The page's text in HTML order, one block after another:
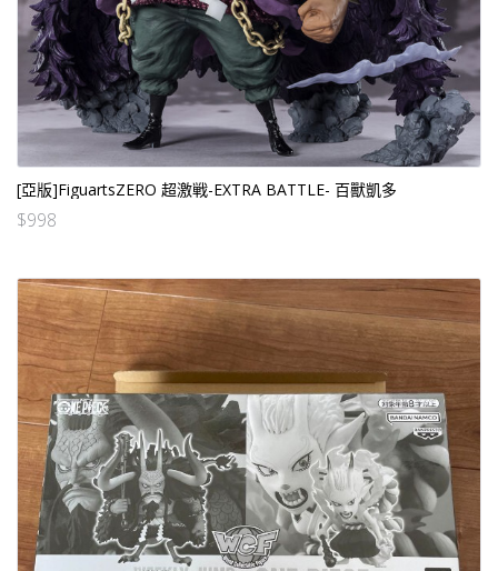
[亞版]FiguartsZERO 超激戦-EXTRA BATTLE- 百獸凱多
$998